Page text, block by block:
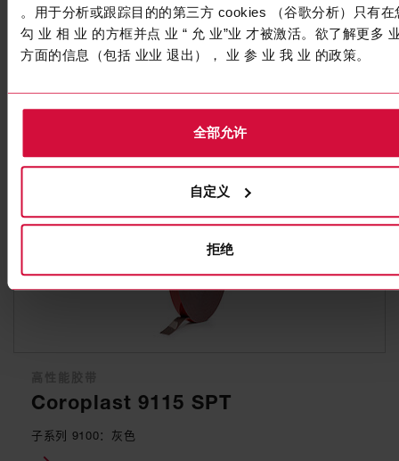
。用于分析或跟踪目的的第三方 cookies （谷歌分析）只有在
勾 业 相 业 的方框并点 业 “ 允 业”业 才被激活。欲了解更多
方面的信息（包括 业业 退出）， 业 参 业 我 业 的政策。
全部允许
自定义
拒绝
双面胶带
Coroplast 4293 P
Coroplast 9115 SPT
子系列 9100：灰色